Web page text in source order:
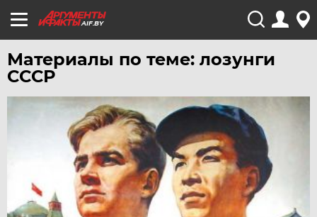
AIF.BY
Материалы по теме: лозунги
СССР